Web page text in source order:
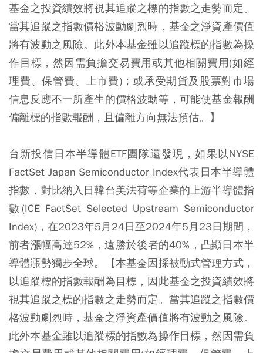
基金之投資績效將視其追蹤之標的指數之走勢而定。
當其追蹤之指數價格波動劇烈時，基金之淨資產價值
將有波動之風險。此外本基金雖以追蹤標的指數為操
作目標，然因需負擔交易費用或其他相關費用(如經
理費、保管費、上市費)；或承受期貨及股票對市場
信息反應不一所產生的價格波動等，可能使基金報酬
偏離標的指數報酬，且偏離方向無法預估。】
台新投信日本半導體ETF團隊還發現，如果以NYSE
FactSet Japan Semiconductor Index代表日本半導體
指數，對比納入日韓台美法荷等企業的上游半導體指
數(ICE FactSet Selected Upstream Semiconductor
Index)，在2023年5月24日至2024年5月23日期間，
前者漲幅高達52%，遠勝於後者的40%，凸顯日本半
導體漲勢獨步全球。【本基金因採被動式管理方式，
以追蹤標的指數報酬為目標，因此基金之投資績效將
視其追蹤之標的指數之走勢而定。當其追蹤之指數價
格波動劇烈時，基金之淨資產價值將有波動之風險。
此外本基金雖以追蹤標的指數為操作目標，然因需負